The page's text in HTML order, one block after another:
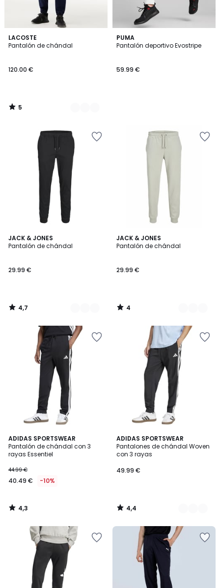
LACOSTE
Pantalón de chándal
120.00 €
5
/
4
Colores
5
/
PUMA
Pantalón deportivo Evostripe
59.99 €
JACK & JONES
Pantalón de chándal
29.99 €
4,7
/ 5
3
Colores
4,7
/
JACK & JONES
Pantalón de chándal
29.99 €
4
/
2
Colores
4
/
ADIDAS SPORTSWEAR
Pantalón de chándal con 3
rayas Essentiel
44.99 €
40.49 € -10%
4,3
/ 5
4,3
/
ADIDAS SPORTSWEAR
Pantalones de chándal Woven
con 3 rayas
49.99 €
4,4
/ 5
2
Colores
4,4
/